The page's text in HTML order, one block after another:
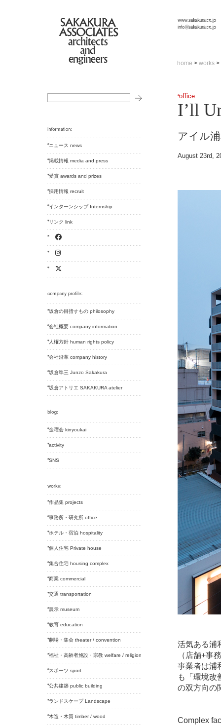
home > works >
ニュース news
掲載情報 media and press
受賞 awards and prizes
採用情報 recruit
インターンシップ Internship
リンク link
坂倉の目指すもの philosophy
会社概要 company information
人権方針 human rights policy
会社沿革 company history
坂倉準三 Junzo Sakakura
坂倉アトリエ SAKAKURA atelier
金曜会 kinyoukai
activity
SNS
作品集 projects
事務所・研究所 office
ホテル・宿泊 hospitality
個人住宅 Private house
集合住宅 housing complex
商業 commercial
交通 transportation
展示 museum
教育 education
劇場・集会 theater / convention
福祉・高齢者施設・宗教 welfare / religion
スポーツ sport
公共建築 public building
ランドスケープ Landscape
木造・木質 timber / wood
office
I’ll
アイル
August 23rd,
活気ある浦
（店舗+事
事業者は浦
も「環境改
の双方向の
Complex